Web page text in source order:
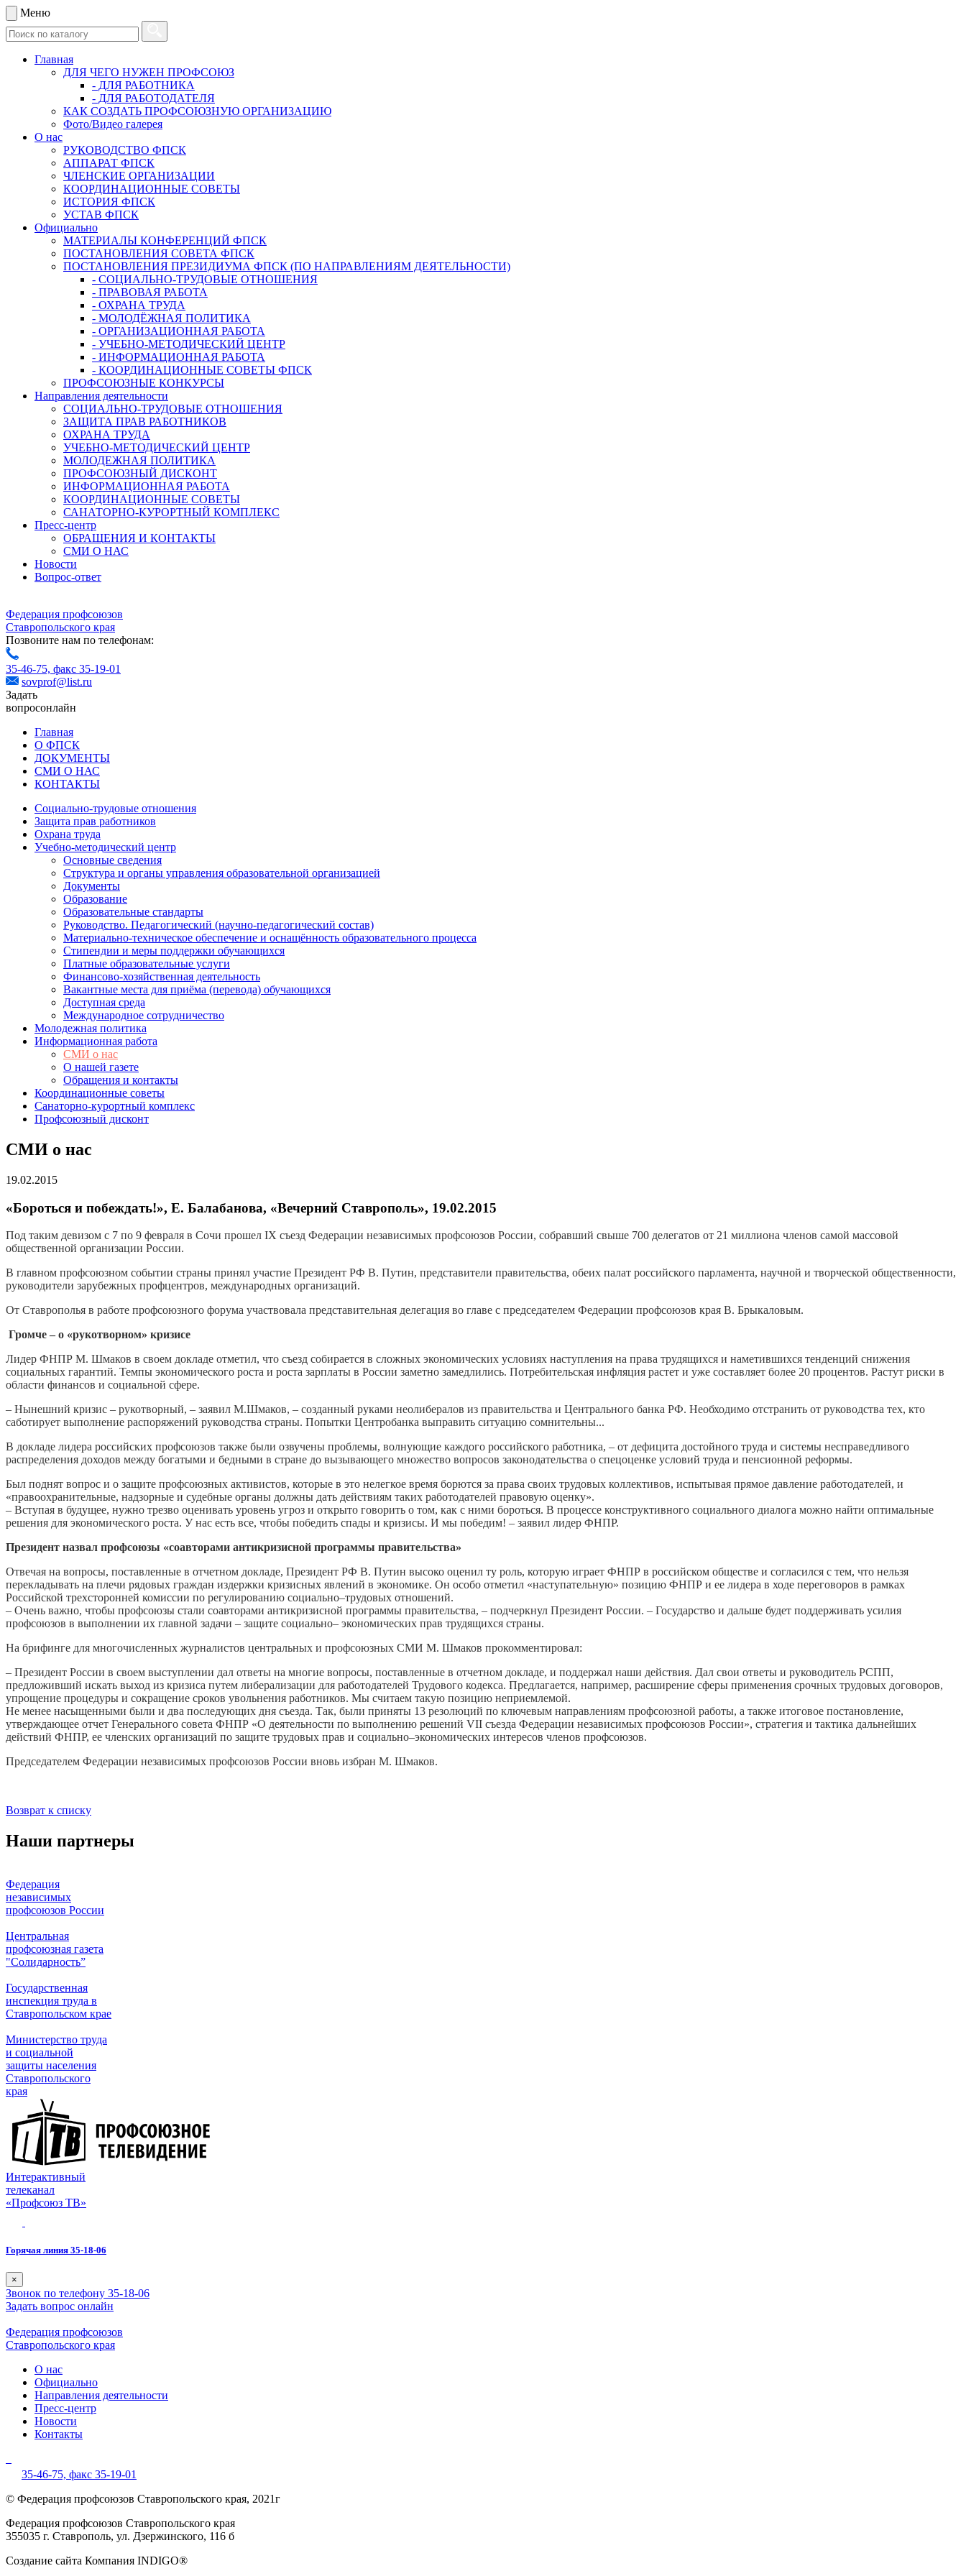
Меню
Главная
ДЛЯ ЧЕГО НУЖЕН ПРОФСОЮЗ
- ДЛЯ РАБОТНИКА
- ДЛЯ РАБОТОДАТЕЛЯ
КАК СОЗДАТЬ ПРОФСОЮЗНУЮ ОРГАНИЗАЦИЮ
Фото/Видео галерея
О нас
РУКОВОДСТВО ФПСК
АППАРАТ ФПСК
ЧЛЕНСКИЕ ОРГАНИЗАЦИИ
КООРДИНАЦИОННЫЕ СОВЕТЫ
ИСТОРИЯ ФПСК
УСТАВ ФПСК
Официально
МАТЕРИАЛЫ КОНФЕРЕНЦИЙ ФПСК
ПОСТАНОВЛЕНИЯ СОВЕТА ФПСК
ПОСТАНОВЛЕНИЯ ПРЕЗИДИУМА ФПСК (ПО НАПРАВЛЕНИЯМ ДЕЯТЕЛЬНОСТИ)
- СОЦИАЛЬНО-ТРУДОВЫЕ ОТНОШЕНИЯ
- ПРАВОВАЯ РАБОТА
- ОХРАНА ТРУДА
- МОЛОДЁЖНАЯ ПОЛИТИКА
- ОРГАНИЗАЦИОННАЯ РАБОТА
- УЧЕБНО-МЕТОДИЧЕСКИЙ ЦЕНТР
- ИНФОРМАЦИОННАЯ РАБОТА
- КООРДИНАЦИОННЫЕ СОВЕТЫ ФПСК
ПРОФСОЮЗНЫЕ КОНКУРСЫ
Направления деятельности
СОЦИАЛЬНО-ТРУДОВЫЕ ОТНОШЕНИЯ
ЗАЩИТА ПРАВ РАБОТНИКОВ
ОХРАНА ТРУДА
УЧЕБНО-МЕТОДИЧЕСКИЙ ЦЕНТР
МОЛОДЕЖНАЯ ПОЛИТИКА
ПРОФСОЮЗНЫЙ ДИСКОНТ
ИНФОРМАЦИОННАЯ РАБОТА
КООРДИНАЦИОННЫЕ СОВЕТЫ
САНАТОРНО-КУРОРТНЫЙ КОМПЛЕКС
Пресс-центр
ОБРАЩЕНИЯ И КОНТАКТЫ
СМИ О НАС
Новости
Вопрос-ответ
Федерация профсоюзов
Ставропольского края
Позвоните нам по телефонам:
35-46-75, факс 35-19-01
sovprof@list.ru
Задать
вопросонлайн
Главная
О ФПСК
ДОКУМЕНТЫ
СМИ О НАС
КОНТАКТЫ
Социально-трудовые отношения
Защита прав работников
Охрана труда
Учебно-методический центр
Основные сведения
Структура и органы управления образовательной организацией
Документы
Образование
Образовательные стандарты
Руководство. Педагогический (научно-педагогический состав)
Материально-техническое обеспечение и оснащённость образовательного процесса
Стипендии и меры поддержки обучающихся
Платные образовательные услуги
Финансово-хозяйственная деятельность
Вакантные места для приёма (перевода) обучающихся
Доступная среда
Международное сотрудничество
Молодежная политика
Информационная работа
СМИ о нас
О нашей газете
Обращения и контакты
Координационные советы
Санаторно-курортный комплекс
Профсоюзный дисконт
СМИ о нас
19.02.2015
«Бороться и побеждать!», Е. Балабанова, «Вечерний Ставрополь», 19.02.2015
Под таким девизом с 7 по 9 февраля в Сочи прошел IX съезд Федерации независимых профсоюзов России, собравший свыше 700 делегатов от 21 миллиона членов самой массовой
общественной организации России.
В главном профсоюзном событии страны принял участие Президент РФ В. Путин, представители правительства, обеих палат российского парламента, научной и творческой общественности,
руководители зарубежных профцентров, международных организаций.
От Ставрополья в работе профсоюзного форума участвовала представительная делегация во главе с председателем Федерации профсоюзов края В. Брыкаловым.
Громче – о «рукотворном» кризисе
Лидер ФНПР М. Шмаков в своем докладе отметил, что съезд собирается в сложных экономических условиях наступления на права трудящихся и наметившихся тенденций снижения
социальных гарантий. Темпы экономического роста и роста зарплаты в России заметно замедлились. Потребительская инфляция растет и уже составляет более 20 процентов. Растут риски в
области финансов и социальной сфере.
– Нынешний кризис – рукотворный, – заявил М.Шмаков, – созданный руками неолибералов из правительства и Центрального банка РФ. Необходимо отстранить от руководства тех, кто
саботирует выполнение распоряжений руководства страны. Попытки Центробанка выправить ситуацию сомнительны...
В докладе лидера российских профсоюзов также были озвучены проблемы, волнующие каждого российского работника, – от дефицита достойного труда и системы несправедливого
распределения доходов между богатыми и бедными в стране до вызывающего множество вопросов законодательства о спецоценке условий труда и пенсионной реформы.
Был поднят вопрос и о защите профсоюзных активистов, которые в это нелегкое время борются за права своих трудовых коллективов, испытывая прямое давление работодателей, и
«правоохранительные, надзорные и судебные органы должны дать действиям таких работодателей правовую оценку».
– Вступая в будущее, нужно трезво оценивать уровень угроз и открыто говорить о том, как с ними бороться. В процессе конструктивного социального диалога можно найти оптимальные
решения для экономического роста. У нас есть все, чтобы победить спады и кризисы. И мы победим! – заявил лидер ФНПР.
Президент назвал профсоюзы «соавторами антикризисной программы правительства»
Отвечая на вопросы, поставленные в отчетном докладе, Президент РФ В. Путин высоко оценил ту роль, которую играет ФНПР в российском обществе и согласился с тем, что нельзя
перекладывать на плечи рядовых граждан издержки кризисных явлений в экономике. Он особо отметил «наступательную» позицию ФНПР и ее лидера в ходе переговоров в рамках
Российской трехсторонней комиссии по регулированию социально–трудовых отношений.
– Очень важно, чтобы профсоюзы стали соавторами антикризисной программы правительства, – подчеркнул Президент России. – Государство и дальше будет поддерживать усилия
профсоюзов в выполнении их главной задачи – защите социально– экономических прав трудящихся страны.
На брифинге для многочисленных журналистов центральных и профсоюзных СМИ М. Шмаков прокомментировал:
– Президент России в своем выступлении дал ответы на многие вопросы, поставленные в отчетном докладе, и поддержал наши действия. Дал свои ответы и руководитель РСПП,
предложивший искать выход из кризиса путем либерализации для работодателей Трудового кодекса. Предлагается, например, расширение сферы применения срочных трудовых договоров,
упрощение процедуры и сокращение сроков увольнения работников. Мы считаем такую позицию неприемлемой.
Не менее насыщенными были и два последующих дня съезда. Так, были приняты 13 резолюций по ключевым направлениям профсоюзной работы, а также итоговое постановление,
утверждающее отчет Генерального совета ФНПР «О деятельности по выполнению решений VII съезда Федерации независимых профсоюзов России», стратегия и тактика дальнейших
действий ФНПР, ее членских организаций по защите трудовых прав и социально–экономических интересов членов профсоюзов.
Председателем Федерации независимых профсоюзов России вновь избран М. Шмаков.
Возврат к списку
Наши партнеры
Федерация
независимых
профсоюзов России
Центральная
профсоюзная газета
"Солидарность”
Государственная
инспекция труда в
Ставропольском крае
Министерство труда
и социальной
защиты населения
Ставропольского
края
Интерактивный
телеканал
«Профсоюз ТВ»
Горячая линия 35-18-06
×
Звонок по телефону 35-18-06
Задать вопрос онлайн
Федерация профсоюзов
Ставропольского края
О нас
Официально
Направления деятельности
Пресс-центр
Новости
Контакты
35-46-75, факс 35-19-01
© Федерация профсоюзов Ставропольского края, 2021г
Федерация профсоюзов Ставропольского края
355035 г. Ставрополь, ул. Дзержинского, 116 б
Создание сайта Компания INDIGO®